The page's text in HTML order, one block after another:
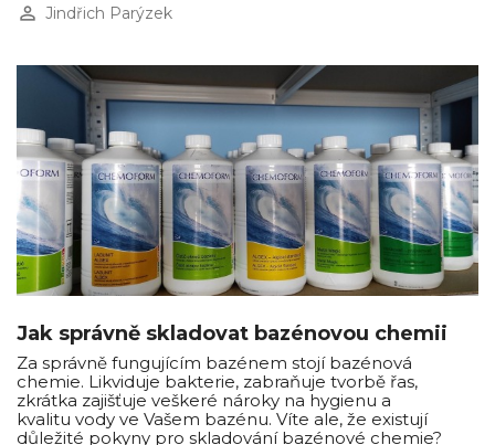
perm_identity Jindřich Parýzek
Jak správně skladovat bazénovou chemii
Za správně fungujícím bazénem stojí bazénová
chemie. Likviduje bakterie, zabraňuje tvorbě řas,
zkrátka zajišťuje veškeré nároky na hygienu a
kvalitu vody ve Vašem bazénu. Víte ale, že existují
důležité pokyny pro skladování bazénové chemie?